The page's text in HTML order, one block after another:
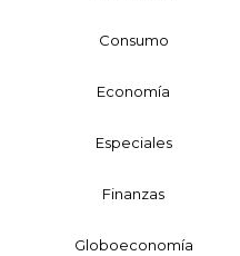
Consumo
Economía
Especiales
Finanzas
Globoeconomía